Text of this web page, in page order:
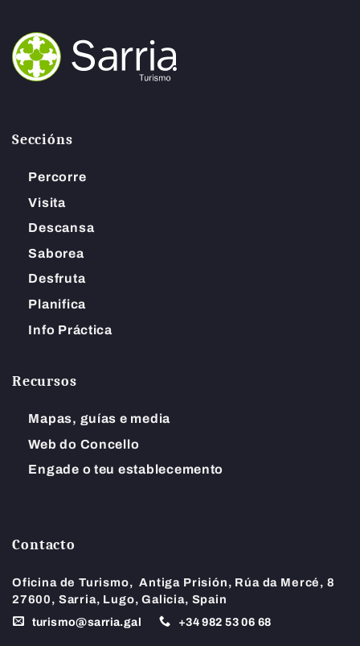
Seccións
Percorre
Visita
Descansa
Saborea
Desfruta
Planifica
Info Práctica
Recursos
Mapas, guías e media
Web do Concello
Engade o teu establecemento
Contacto
Oficina de Turismo, Antiga Prisión, Rúa da Mercé, 8
27600, Sarria, Lugo, Galicia, Spain
turismo@sarria.gal +34982 53 06 68